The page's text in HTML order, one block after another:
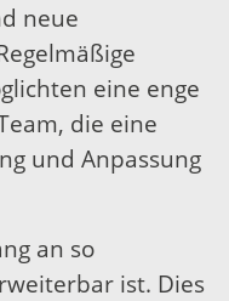
neue
eine enge
die eine
und Anpassung
an so
ist. Dies